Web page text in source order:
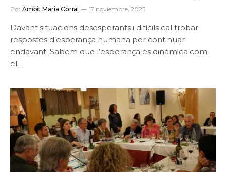
Por Àmbit Maria Corral 17 noviembre, 2025
Davant situacions desesperants i difícils cal trobar
respostes d’esperança humana per continuar
endavant. Sabem que l’esperança és dinàmica com
el…